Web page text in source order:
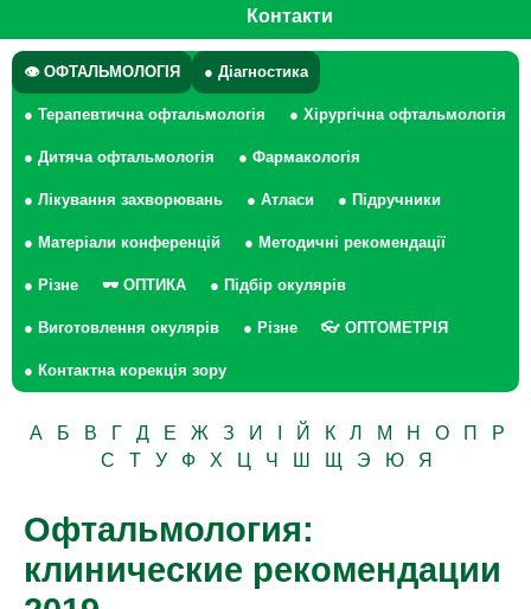
Контакти
👁 ОФТАЛЬМОЛОГІЯ ● Діагностика
● Терапевтична офтальмологія ● Хірургічна офтальмологія
● Дитяча офтальмологія ● Фармакологія
● Лікування захворювань ● Атласи ● Підручники
● Матеріали конференцій ● Методичні рекомендації
● Різне 🕶 ОПТИКА ● Підбір окулярів
● Виготовлення окулярів ● Різне 👓 ОПТОМЕТРІЯ
● Контактна корекція зору
А Б В Г Д Е Ж З И Й К Л М Н О П
Р
С
Т У Ф Х Ц Ч Ш Щ Э Ю Я
Офтальмология:
клинические рекомендации